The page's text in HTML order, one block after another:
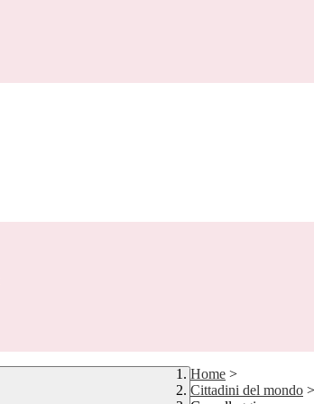
Home >
Cittadini del mondo >